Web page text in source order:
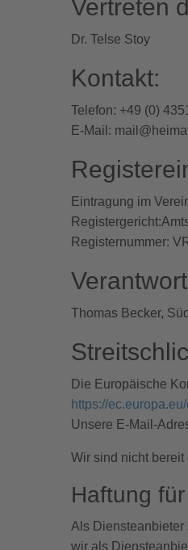
Vertreten
Dr. Telse Stoy
Kontakt:
Telefon: +49 (0)
E-Mail:
Eintragung im
Registernummer:
Thomas Becker,
Die Europäische
https://
Unsere E-Mail-
Wir sind nicht
Haftung
Als Diensteanbieter
wir als